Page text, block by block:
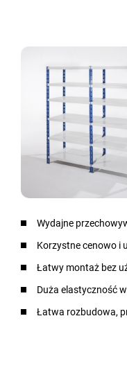
Wydajne
Korzystne cenowo i
Łatwy montaż bez
Duża elastyczność
Łatwa rozbudowa,